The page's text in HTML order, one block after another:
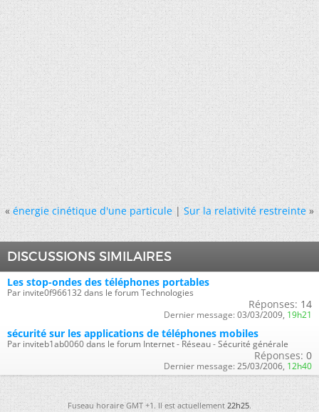
« énergie cinétique d'une particule|Sur la relativité restreinte »
DISCUSSIONS SIMILAIRES
Les stop-ondes des téléphones portables
Par invite0f966132 dans le forum Technologies
Réponses: 14
Dernier message: 03/03/2009, 19h21
sécurité sur les applications de téléphones mobiles
Par inviteb1ab0060 dans le forum Internet - Réseau - Sécurité générale
Réponses: 0
Dernier message: 25/03/2006, 12h40
Fuseau horaire GMT +1. Il est actuellement22h25.